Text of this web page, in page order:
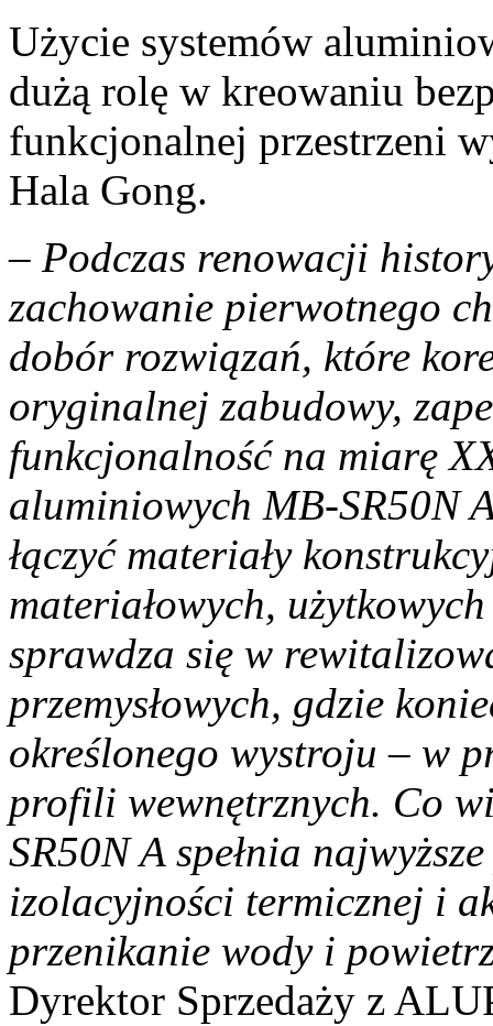
Użycie systemów
dużą rolę w kreowaniu
funkcjonalnej przestrzeni
Hala Gong.
– Podczas renowacji
zachowanie pierwotnego
dobór rozwiązań, które
oryginalnej zabudowy,
funkcjonalność na miarę
aluminiowych MB-SR50N
łączyć materiały
materiałowych,
sprawdza się w
przemysłowych, gdzie
określonego wystroju – w
profili wewnętrznych. Co
SR50N A spełnia
izolacyjności termicznej i
przenikanie wody i
Dyrektor Sprzedaży z